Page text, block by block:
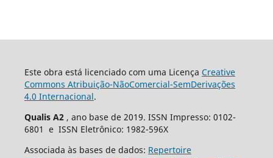
Este obra está licenciado com uma Licença Creative
Commons Atribuição-NãoComercial-SemDerivações
4.0 Internacional.
Qualis A2 , ano base de 2019. ISSN Impresso: 0102-
6801 e ISSN Eletrônico: 1982-596X
Associada às bases de dados: Repertoire